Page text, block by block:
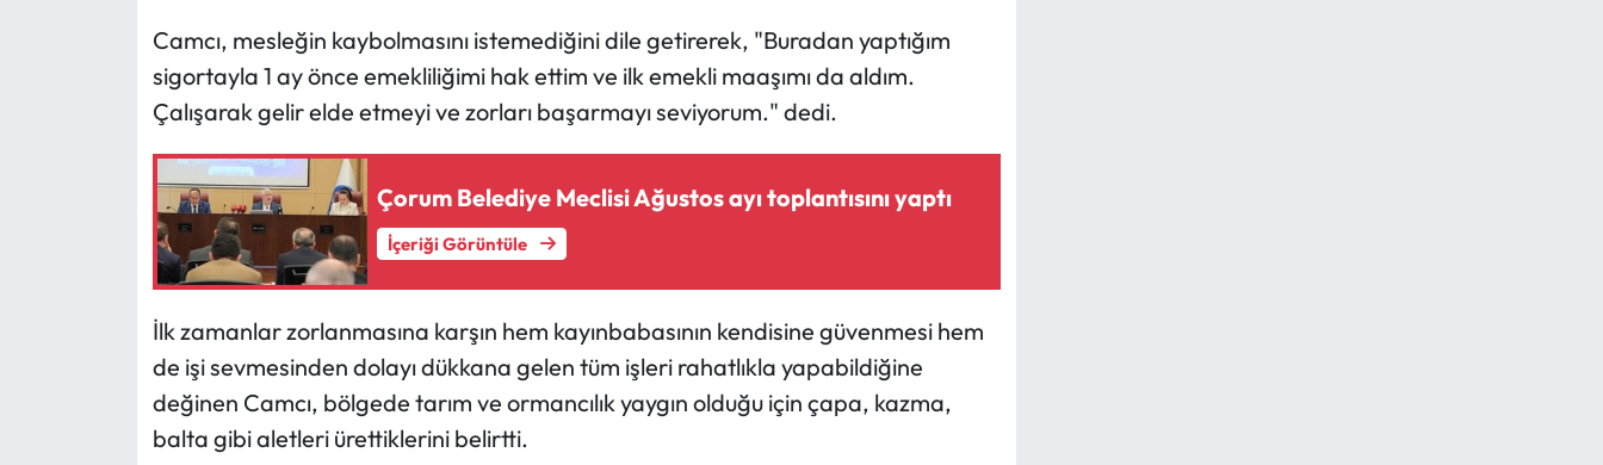
Camcı, mesleğin kaybolmasını istemediğini dile getirerek, "Buradan yaptığım
sigortayla 1 ay önce emekliliğimi hak ettim ve ilk emekli maaşımı da aldım.
Çalışarak gelir elde etmeyi ve zorları başarmayı seviyorum." dedi.
Çorum Belediye Meclisi Ağustos ayı toplantısını yaptı
İçeriği Görüntüle
İlk zamanlar zorlanmasına karşın hem kayınbabasının kendisine güvenmesi hem
de işi sevmesinden dolayı dükkana gelen tüm işleri rahatlıkla yapabildiğine
değinen Camcı, bölgede tarım ve ormancılık yaygın olduğu için çapa, kazma,
balta gibi aletleri ürettiklerini belirtti.
Yerel Haberler